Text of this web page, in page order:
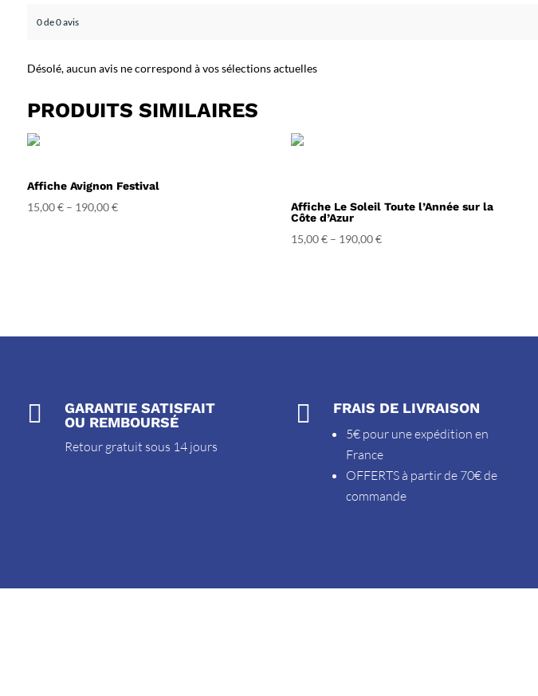
0 de 0 avis
Désolé, aucun avis ne correspond à vos sélections actuelles
PRODUITS SIMILAIRES
Affiche Avignon Festival
15,00€– 190,00€
Affiche Le Soleil Toute l’Année sur la
Côte d’Azur
15,00€– 190,00€

GARANTIE SATISFAIT
OU REMBOURSÉ
Retour gratuit sous 14 jours
 FRAIS DE LIVRAISON
5€ pour une expédition en
France
OFFERTS à partir de 70€ de
commande